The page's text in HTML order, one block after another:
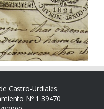
Castro-Urdiales
Nº 1 39470